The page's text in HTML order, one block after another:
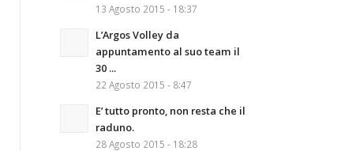
13 Agosto 2015 - 18:37
L’Argos Volley da
appuntamento al suo team il
30 ...
22 Agosto 2015 - 8:47
E’ tutto pronto, non resta che il
raduno.
28 Agosto 2015 - 18:28